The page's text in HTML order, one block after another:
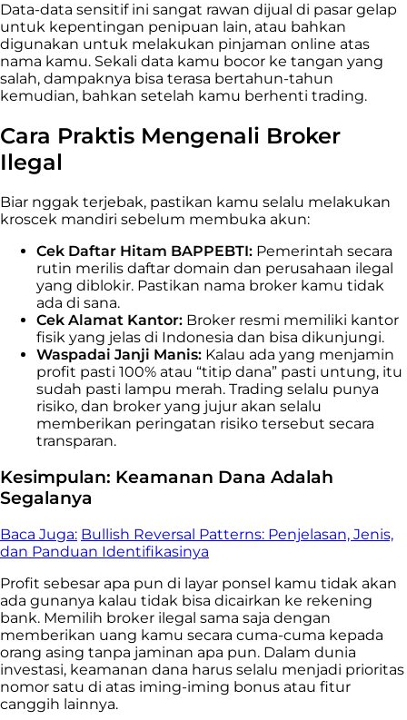
Data-data sensitif ini sangat rawan dijual di pasar gelap
untuk kepentingan penipuan lain, atau bahkan
digunakan untuk melakukan pinjaman online atas
nama kamu. Sekali data kamu bocor ke tangan yang
salah, dampaknya bisa terasa bertahun-tahun
kemudian, bahkan setelah kamu berhenti trading.
Cara Praktis Mengenali Broker
Ilegal
Biar nggak terjebak, pastikan kamu selalu melakukan
kroscek mandiri sebelum membuka akun:
Cek Daftar Hitam BAPPEBTI: Pemerintah secara
rutin merilis daftar domain dan perusahaan ilegal
yang diblokir. Pastikan nama broker kamu tidak
ada di sana.
Cek Alamat Kantor: Broker resmi memiliki kantor
fisik yang jelas di Indonesia dan bisa dikunjungi.
Waspadai Janji Manis: Kalau ada yang menjamin
profit pasti 100% atau “titip dana” pasti untung, itu
sudah pasti lampu merah. Trading selalu punya
risiko, dan broker yang jujur akan selalu
memberikan peringatan risiko tersebut secara
transparan.
Kesimpulan: Keamanan Dana Adalah
Segalanya
Baca Juga: Bullish Reversal Patterns: Penjelasan, Jenis,
dan Panduan Identifikasinya
Profit sebesar apa pun di layar ponsel kamu tidak akan
ada gunanya kalau tidak bisa dicairkan ke rekening
bank. Memilih broker ilegal sama saja dengan
memberikan uang kamu secara cuma-cuma kepada
orang asing tanpa jaminan apa pun. Dalam dunia
investasi, keamanan dana harus selalu menjadi prioritas
nomor satu di atas iming-iming bonus atau fitur
canggih lainnya.